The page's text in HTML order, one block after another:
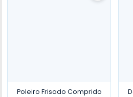
Poleiro Frisado Comprido